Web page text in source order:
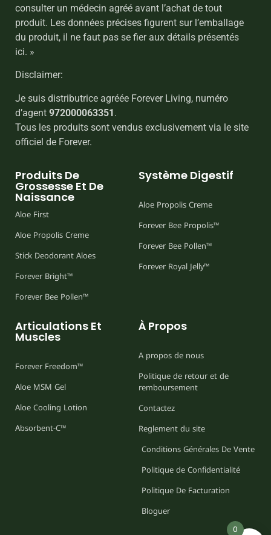
consulter un médecin agréé avant l’achat de tout
produit. Les données précises figurent sur l’emballage
du produit, il ne faut pas se fier aux détails présentés
ici. »
Disclaimer:
Je suis distributrice agréée Forever Living, numéro
d’agent 972000063351.
Tous les produits sont vendus exclusivement via le site
officiel de Forever.
Produits De
Grossesse Et De
Naissance
Aloe First
Aloe Propolis Creme
Stick Deodorant Aloes
Forever Bright™
Forever Bee Pollen™
Système Digestif
Aloe Propolis Creme
Forever Bee Propolis™
Forever Bee Pollen™
Forever Royal Jelly™
Articulations Et
Muscles
Forever Freedom™
Aloe MSM Gel
Aloe Cooling Lotion
Absorbent-C™
À Propos
A propos de nous
Politique de retour et de
remboursement
Contactez
Reglement du site
Conditions Générales De Vente
Politique de Confidentialité
Politique De Facturation
Bloguer
0